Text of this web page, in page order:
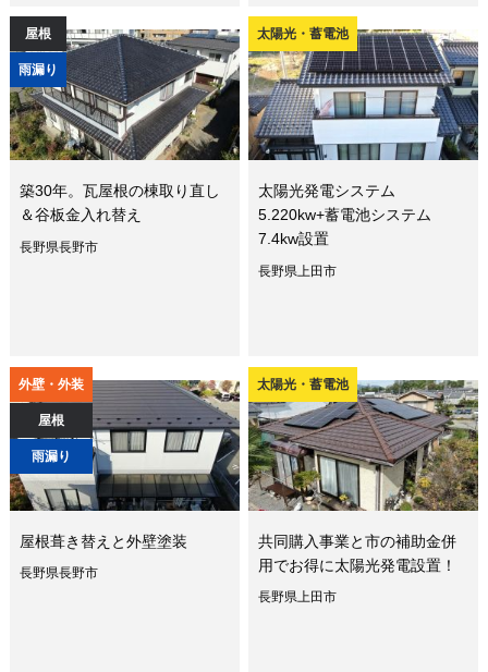
屋根
雨漏り
築30年。瓦屋根の棟取り直し
＆谷板金入れ替え
長野県長野市
太陽光・蓄電池
太陽光発電システム
5.220kw+蓄電池システム
7.4kw設置
長野県上田市
外壁・外装
屋根
雨漏り
屋根葺き替えと外壁塗装
長野県長野市
太陽光・蓄電池
共同購入事業と市の補助金併
用でお得に太陽光発電設置！
長野県上田市